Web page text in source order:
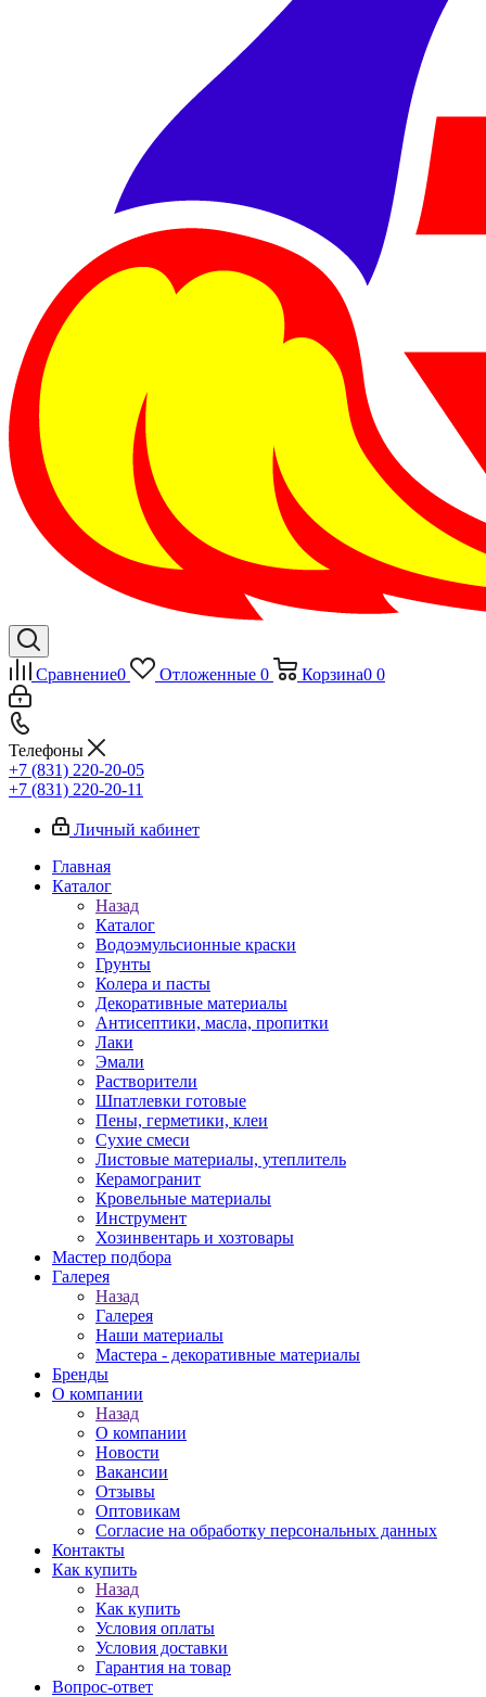
Сравнение0 Отложенные 0 Корзина0 0
Телефоны
+7 (831) 220-20-05
+7 (831) 220-20-11
Личный кабинет
Главная
Каталог
Назад
Каталог
Водоэмульсионные краски
Грунты
Колера и пасты
Декоративные материалы
Антисептики, масла, пропитки
Лаки
Эмали
Растворители
Шпатлевки готовые
Пены, герметики, клеи
Сухие смеси
Листовые материалы, утеплитель
Керамогранит
Кровельные материалы
Инструмент
Хозинвентарь и хозтовары
Мастер подбора
Галерея
Назад
Галерея
Наши материалы
Мастера - декоративные материалы
Бренды
О компании
Назад
О компании
Новости
Вакансии
Отзывы
Оптовикам
Cогласие на обработку персональных данных
Контакты
Как купить
Назад
Как купить
Условия оплаты
Условия доставки
Гарантия на товар
Вопрос-ответ